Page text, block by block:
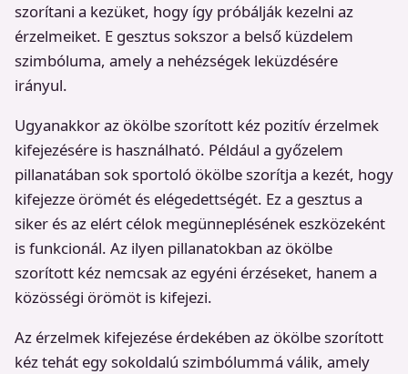
szorítani a kezüket, hogy így próbálják kezelni az
érzelmeiket. E gesztus sokszor a belső küzdelem
szimbóluma, amely a nehézségek leküzdésére
irányul.
Ugyanakkor az ökölbe szorított kéz pozitív érzelmek
kifejezésére is használható. Például a győzelem
pillanatában sok sportoló ökölbe szorítja a kezét, hogy
kifejezze örömét és elégedettségét. Ez a gesztus a
siker és az elért célok megünneplésének eszközeként
is funkcionál. Az ilyen pillanatokban az ökölbe
szorított kéz nemcsak az egyéni érzéseket, hanem a
közösségi örömöt is kifejezi.
Az érzelmek kifejezése érdekében az ökölbe szorított
kéz tehát egy sokoldalú szimbólummá válik, amely